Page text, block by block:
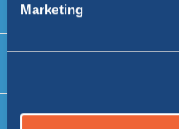
Marketing